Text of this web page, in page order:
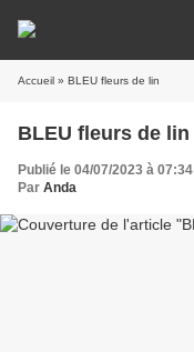
Accueil » BLEU fleurs de lin
BLEU fleurs de lin
Publié le 04/07/2023 à 07:34
Par Anda